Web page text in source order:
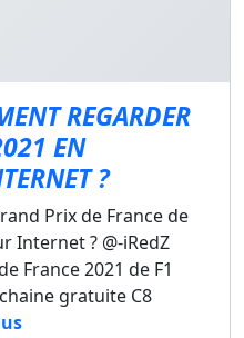
REGARDER
EN
?
Prix de France de
Internet ? @-iRedZ
France 2021 de F1
gratuite C8